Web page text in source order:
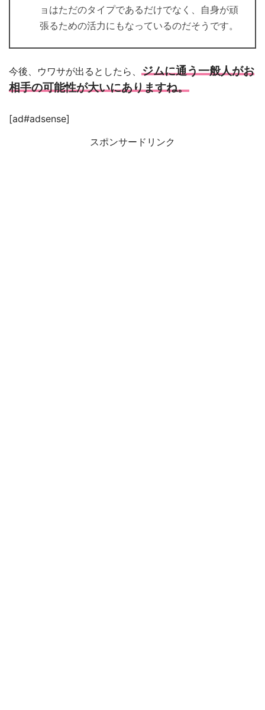
ョはただのタイプであるだけでなく、自身が頑
張るための活力にもなっているのだそうです。
今後、ウワサが出るとしたら、 ジムに通う一般人がお
相手の可能性が大いにありますね。
[ad#adsense]
スポンサードリンク